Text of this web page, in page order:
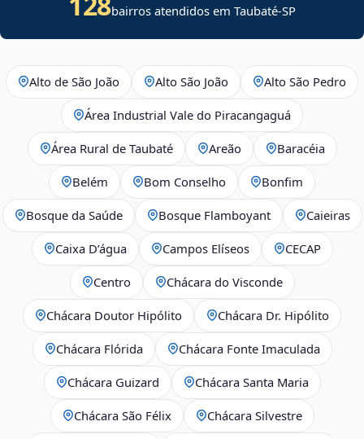
bairros atendidos em Taubaté-SP
Alto de São João Alto São João Alto São Pedro
Área Industrial Vale do Piracangaguá
Área Rural de Taubaté Areão Baracéia
Belém Bom Conselho Bonfim
Bosque da Saúde Bosque Flamboyant Caieiras
Caixa D’água Campos Elíseos CECAP
Centro Chácara do Visconde
Chácara Doutor Hipólito Chácara Dr. Hipólito
Chácara Flórida Chácara Fonte Imaculada
Chácara Guizard Chácara Santa Maria
Chácara São Félix Chácara Silvestre